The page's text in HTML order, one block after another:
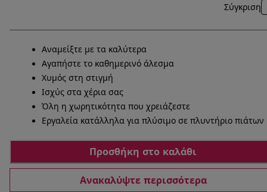
Σύγκριση
Αναμείξτε με τα καλύτερα
Αγαπήστε το καθημερινό άλεσμα
Χυμός στη στιγμή
Ισχύς στα χέρια σας
Όλη η χωρητικότητα που χρειάζεστε
Εργαλεία κατάλληλα για πλύσιμο σε πλυντήριο πιάτων
Προσθήκη στο καλάθι
Ανακαλύψτε περισσότερα